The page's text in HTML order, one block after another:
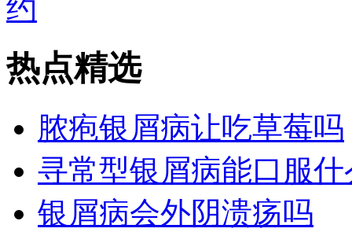
热点精选
脓疱银屑病让吃草莓吗
寻常型银屑病能口服什
银屑病会外阴溃疡吗